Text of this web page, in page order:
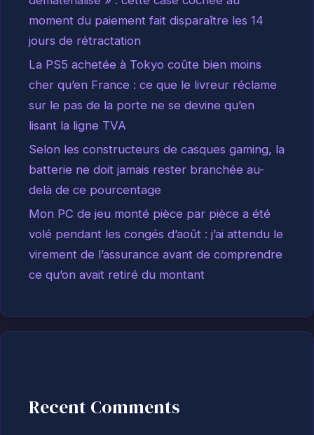
moment du paiement fait disparaître les 14
jours de rétractation
La PS5 achetée à Tokyo coûte bien moins
cher qu’en France : ce que le livreur réclame
sur le pas de la porte ne se devine qu’en
lisant la ligne TVA
Selon les constructeurs de casques gaming, la
batterie ne doit jamais rester branchée au-
delà de ce pourcentage
Mon PC de jeu monté pièce par pièce a été
volé pendant les congés d’août : j’ai attendu le
virement de l’assurance avant de comprendre
ce qu’on avait retiré du montant
Recent Comments